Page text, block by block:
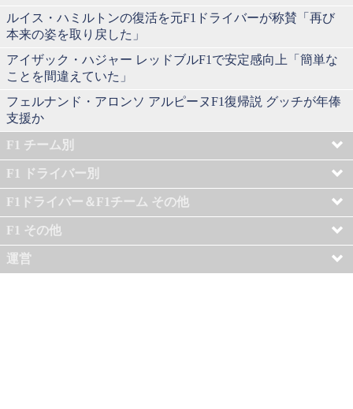
ルイス・ハミルトンの復活を元F1ドライバーが称賛「再び
本来の姿を取り戻した」
アイザック・ハジャー レッドブルF1で安定感向上「簡単な
ことを間違えていた」
フェルナンド・アロンソ アルピーヌF1復帰説 グッチが年俸
支援か
F1 チーム別
F1 ドライバー別
F1ドライバー＆F1チーム その他
F1 その他
運営